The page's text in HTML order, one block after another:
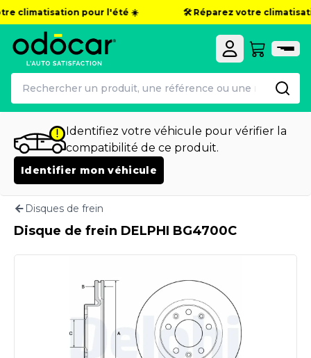
climatisation pour l'été ☀️ 🛠️ Réparez votre
Identifiez votre véhicule pour vérifier la
compatibilité de ce produit.
Identifier mon véhicule
Disques de frein
Disque de frein DELPHI BG4700C